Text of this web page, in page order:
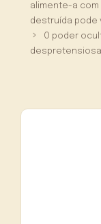
alimente-a com
destruída pode
O poder